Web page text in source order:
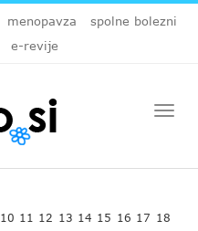
menopavza
spolne bolezni
e-revije
10 11 12 13 14 15 16 17 18